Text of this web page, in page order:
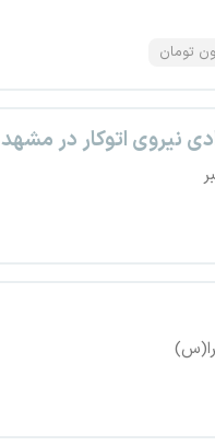
نیروی اتوکار در مشهد